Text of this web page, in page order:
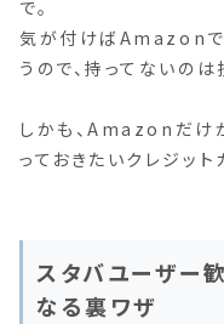
で。
気が付けばAmazonで
うので、持ってないのは
しかも、Amazonだけ
っておきたいクレジット
スタバユーザー
なる裏ワザ